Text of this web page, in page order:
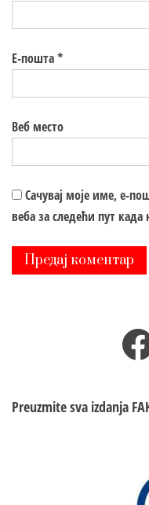
Е-пошта*
Веб место
Сачувај моје име, е-
веба за следећи пут
Preuzmite sva izdanja